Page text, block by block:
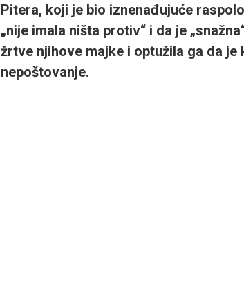
Pitera, koji je bio iznenađujuće
„nije imala ništa protiv“ i da je
žrtve njihove majke i optužila ga da
nepoštovanje.